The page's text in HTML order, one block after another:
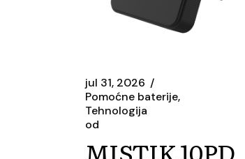
jul 31, 2026
Pomoćne baterije
Tehnologija
od